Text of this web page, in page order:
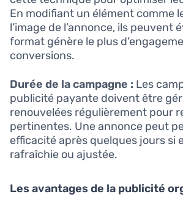
En modifiant un élément comme
l’image de l’annonce, ils peuvent
format génère le plus
conversions.
Durée de la campagne : Les
publicité payante doivent être
renouvelées régulièrement pour
pertinentes. Une annonce peut
efficacité après quelques jours si
rafraîchie ou ajustée.
Les avantages de la publicité